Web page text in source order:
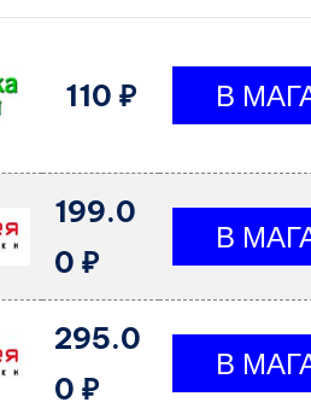
110 ₽
199.0
0 ₽
295.0
0 ₽